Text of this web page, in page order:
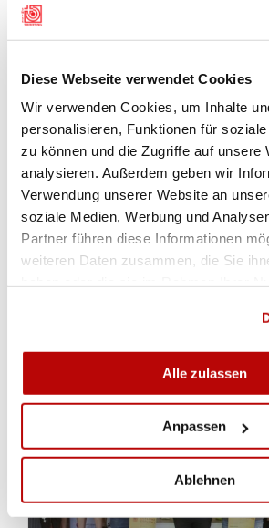
Diese Webseite verwendet Cookies
Wir verwenden Cookies, um Inhalte
personalisieren, Funktionen für
zu können und die Zugriffe auf unsere
analysieren. Außerdem geben wir
Verwendung unserer Website an
soziale Medien, Werbung und
Partner führen diese Informationen
weiteren Daten zusammen, die Sie
Alle zulassen
Anpassen
Ablehnen
Villmergen auf Platz 8 abschloss.
Tschopp)
RESULTATE FINAL SGM G50M
SGM G50 2025
SGM G50 2025 Final
WEITERE BILDER VOM FINALTAG